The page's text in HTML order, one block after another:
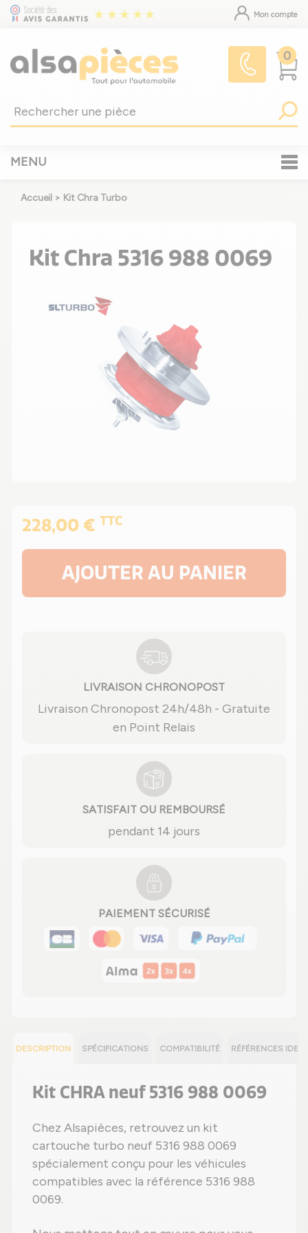
Mon compte
0
MENU
Accueil > Kit Chra Turbo
Kit Chra 5316 988 0069
228,00 € TTC
AJOUTER AU PANIER
LIVRAISON CHRONOPOST
Livraison Chronopost 24h/48h - Gratuite
en Point Relais
SATISFAIT OU REMBOURSÉ
pendant 14 jours
PAIEMENT SÉCURISÉ
DESCRIPTION SPÉCIFICATIONS COMPATIBILITÉ RÉFÉRENCES
Kit CHRA neuf 5316 988 0069
Chez Alsapièces, retrouvez un kit
cartouche turbo neuf 5316 988 0069
spécialement conçu pour les véhicules
compatibles avec la référence 5316 988
0069.